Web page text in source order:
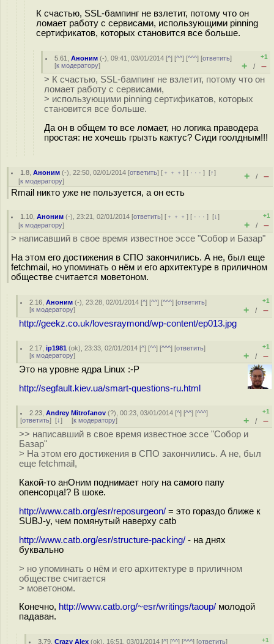
К счастью, SSL-бампинг не взлетит, потому что он
ломает работу с сервисами, использующими pinning
сертификатов, которых становится все больше.
5.61 ,Аноним (-), 09:41, 03/01/2014 [^] [^^] [^^^] [ответить]
[к модератору]
+1
+ / –
> К счастью, SSL-бампинг не взлетит, потому что он
ломает работу с сервисами,
> использующими pinning сертификатов, которых
становится все больше.
Да он в общем то все ломает, но логика праводера
простая: не хочешь грызть кактус? Сиди гоолдным!!!
1.8 ,Аноним (-), 22:50, 02/01/2014 [ответить] [ ﹢﹢﹢] [ · · ·][↑]
[к модератору] + / –
Rmail никто уже не пользуется, а он есть
1.10 ,Аноним (-), 23:21, 02/01/2014 [ответить] [ ﹢﹢﹢] [ · · ·][↓]
[к модератору]
+1
+ / –
> написавший в свое время известное эссе "Собор и Базар"
На этом его достижения в СПО закончились. А не, был еще
fetchmail, но упоминать о нём и его архитектуре в приличном
обществе считается моветоном.
2.16 ,Аноним (-), 23:28, 02/01/2014 [^] [^^] [^^^] [ответить]
[к модератору]
+1
+ / –
http://geekz.co.uk/lovesraymond/wp-content/ep013.jpg
2.17 ,ip1981 (ok), 23:33, 02/01/2014 [^] [^^] [^^^] [ответить]
[к модератору]
+1
+ / –
Это на уровне ядра Linux :-P
http://segfault.kiev.ua/smart-questions-ru.html
2.23 ,Andrey Mitrofanov (?), 00:23, 03/01/2014 [^] [^^] [^^^]
[ответить] [↓] [к модератору]
+1
+ / –
>> написавший в свое время известное эссе "Собор и
Базар"
> На этом его достижения в СПО закончились. А не, был
еще fetchmail,
Какой-то анОним поднимает ногу на самого папу
опенсорца!? В шоке.
http://www.catb.org/esr/reposurgeon/ = это гораздо ближе к
SUBJ-у, чем помянутый наверху catb
http://www.catb.org/esr/structure-packing/ - на днях
буквально
> но упоминать о нём и его архитектуре в приличном
обществе считается
> моветоном.
Конечно, http://www.catb.org/~esr/writings/taoup/ молодой
падаван.
3.79 ,Crazy Alex (ok), 16:51, 03/01/2014 [^] [^^] [^^^] [ответить]
+1